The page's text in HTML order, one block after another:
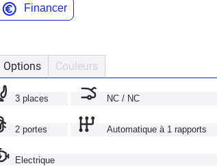
Financer
Options Couleurs
3 places NC / NC
2 portes Automatique à 1 rapports
Electrique